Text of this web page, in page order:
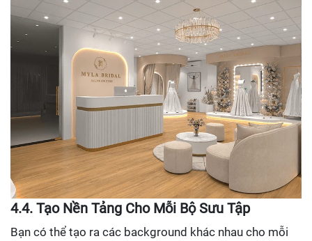
4.4. Tạo Nền Tảng Cho Mỗi Bộ Sưu Tập
Bạn có thể tạo ra các background khác nhau cho mỗi